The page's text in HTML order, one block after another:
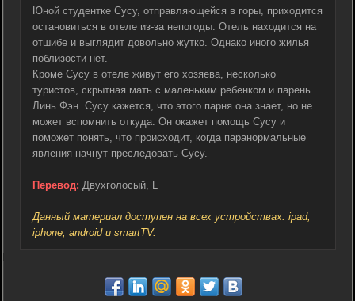
Юной студентке Сусу, отправляющейся в горы, приходится
остановиться в отеле из-за непогоды. Отель находится на
отшибе и выглядит довольно жутко. Однако иного жилья
поблизости нет.
Кроме Сусу в отеле живут его хозяева, несколько
туристов, скрытная мать с маленьким ребенком и парень
Линь Фэн. Сусу кажется, что этого парня она знает, но не
может вспомнить откуда. Он окажет помощь Сусу и
поможет понять, что происходит, когда паранормальные
явления начнут преследовать Сусу.
Перевод: Двухголосый, L
Данный материал доступен на всех устройствах: ipad,
iphone, android и smartTV.